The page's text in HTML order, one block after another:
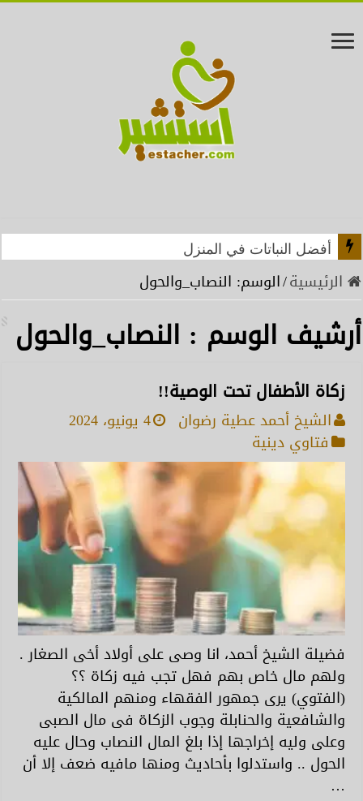
أفضل النباتات في المنزل
الرئيسية/الوسم: النصاب_والحول
أرشيف الوسم : النصاب_والحول
زكاة الأطفال تحت الوصية!!
الشيخ أحمد عطية رضوان 4 يونيو، 2024
فتاوي دينية
فضيلة الشيخ أحمد، انا وصى على أولاد أخى الصغار .
ولهم مال خاص بهم فهل تجب فيه زكاة ؟؟
(الفتوي) يرى جمهور الفقهاء ومنهم المالكية
والشافعية والحنابلة وجوب الزكاة فى مال الصبى
وعلى وليه إخراجها إذا بلغ المال النصاب وحال عليه
الحول .. واستدلوا بأحاديث ومنها مافيه ضعف إلا أن
…